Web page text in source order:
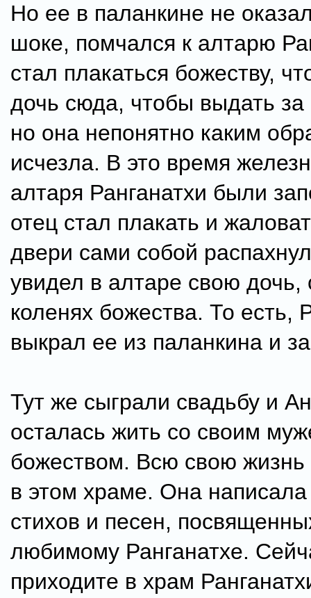
Но ее в паланкине не
шоке, помчался к алтарю
стал плакаться божеству,
дочь сюда, чтобы выдать за
но она непонятно каким
исчезла. В это время
алтаря Ранганатхи были
отец стал плакать и
двери сами собой
увидел в алтаре свою
коленях божества. То есть,
выкрал ее из паланкина и
Тут же сыграли свадьбу и
осталась жить со своим
божеством. Всю свою
в этом храме. Она написала
стихов и песен,
любимому Ранганатхе.
приходите в храм